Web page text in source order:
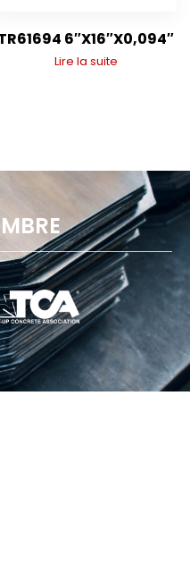
6″X16″X0,094″
Lire la suite